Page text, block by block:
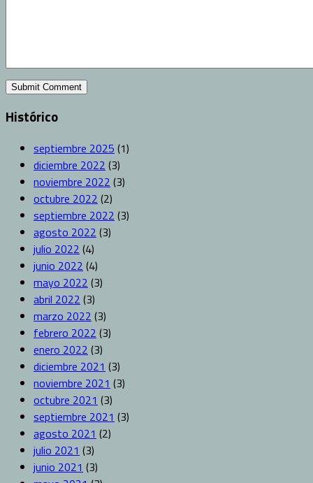
Histórico
septiembre 2025 (1)
diciembre 2022 (3)
noviembre 2022 (3)
octubre 2022 (2)
septiembre 2022 (3)
agosto 2022 (3)
julio 2022 (4)
junio 2022 (4)
mayo 2022 (3)
abril 2022 (3)
marzo 2022 (3)
febrero 2022 (3)
enero 2022 (3)
diciembre 2021 (3)
noviembre 2021 (3)
octubre 2021 (3)
septiembre 2021 (3)
agosto 2021 (2)
julio 2021 (3)
junio 2021 (3)